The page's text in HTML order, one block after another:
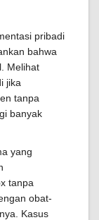
pribadi
bahwa
Melihat
jika
tanpa
banyak
yang
tanpa
obat-
Kasus